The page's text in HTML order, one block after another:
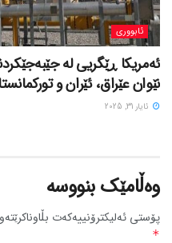
ئابووری
ئەمریکا ڕێگریی لە
نێوان عێراق، ئێران و
ئایار 31, 2025
وەڵامێک بنووسە
پۆستی ئەلیکترۆنییەکەت
*